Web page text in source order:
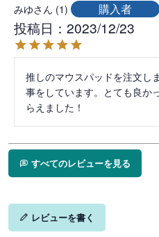
みゆ 1 購入者
投稿日
2023/12/23
推しのマウスパッドを注文し
事をしています。とても良か
らえました！
すべてのレビューを見る
レビューを書く